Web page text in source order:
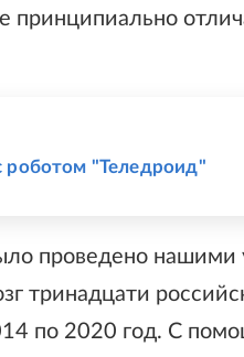
роботом "Теледроид"
проведено нашими
тринадцати
по 2020 год. С